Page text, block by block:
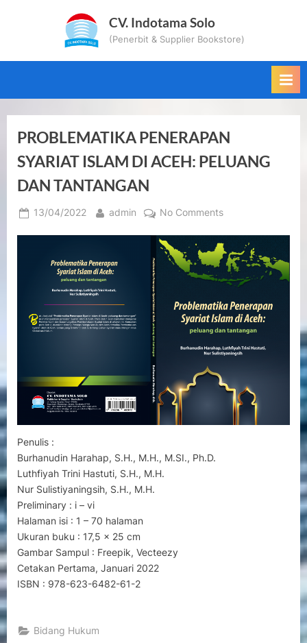
CV. Indotama Solo
(Penerbit & Supplier Bookstore)
PROBLEMATIKA PENERAPAN
SYARIAT ISLAM DI ACEH: PELUANG
DAN TANTANGAN
Posted
13/04/2022 By
admin No Commentson
PENERAPAN
SYARIAT
ISLAM
ACEH:
PELUANG
TANTANGAN
Penulis :
Burhanudin Harahap, S.H., M.H., M.SI., Ph.D.
Luthfiyah Trini Hastuti, S.H., M.H.
Nur Sulistiyaningsih, S.H., M.H.
Preliminary : i – vi
Halaman isi : 1 – 70 halaman
Ukuran buku : 17,5 x 25 cm
Gambar Sampul : Freepik, Vecteezy
Cetakan Pertama, Januari 2022
ISBN : 978-623-6482-61-2
Bidang Hukum